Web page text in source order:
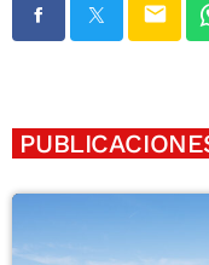
email